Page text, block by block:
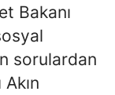
Bakanı
sorulardan